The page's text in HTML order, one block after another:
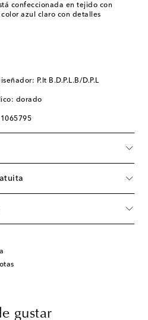
confeccionada en tejido con
azul claro con detalles
P.lt B.D.P.L.B/D.P.L
dorado
gustar